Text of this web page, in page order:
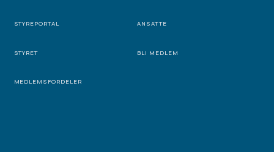
STYREPORTAL ANSATTE
STYRET BLI MEDLEM
MEDLEMSFORDELER